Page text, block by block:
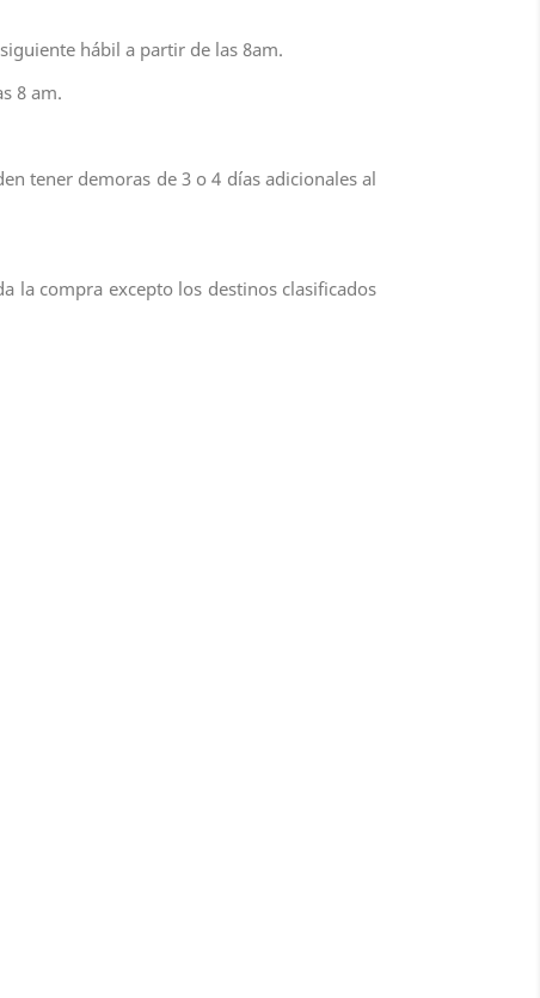
hábil a partir de las 8am.
8 am.
tener demoras de 3 o 4 días adicionales al
la compra excepto los destinos clasificados